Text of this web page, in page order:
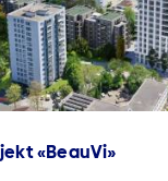
«BeauVi»